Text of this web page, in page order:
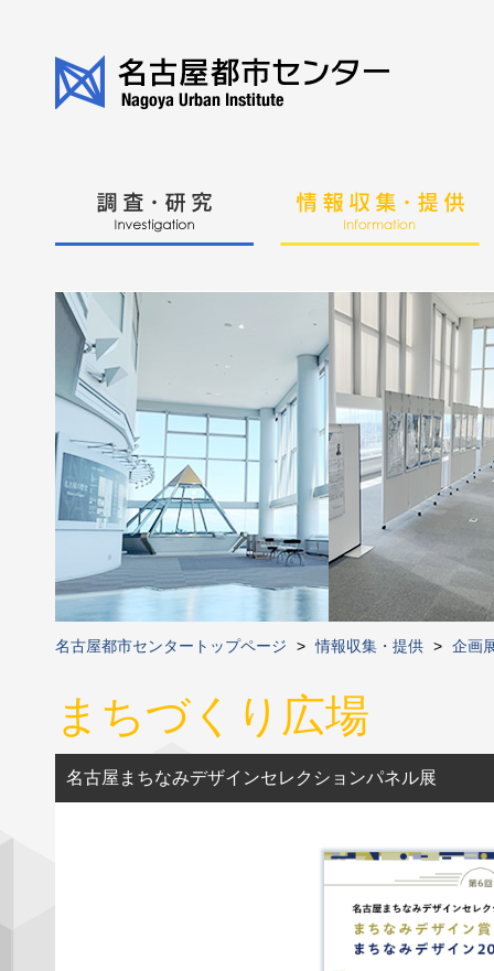
名古屋都市センタートップページ > 情報収集・提供 > 企画
まちづくり広場
名古屋まちなみデザインセレクションパネル展